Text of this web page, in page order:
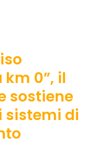
km 0”, il
sostiene
sistemi di